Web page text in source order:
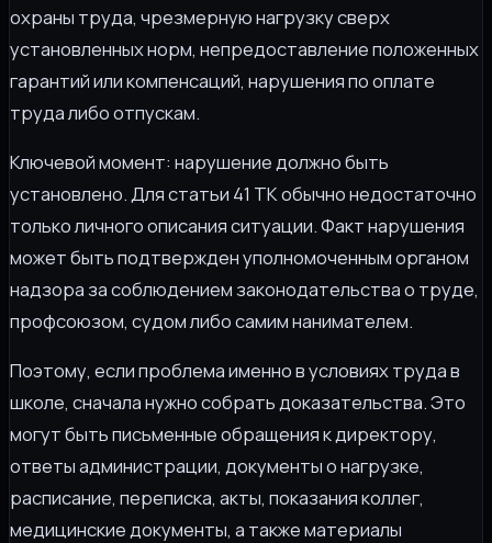
охраны труда, чрезмерную нагрузку сверх
установленных норм, непредоставление положенных
гарантий или компенсаций, нарушения по оплате
труда либо отпускам.
Ключевой момент: нарушение должно быть
установлено. Для статьи 41 ТК обычно недостаточно
только личного описания ситуации. Факт нарушения
может быть подтвержден уполномоченным органом
надзора за соблюдением законодательства о труде,
профсоюзом, судом либо самим нанимателем.
Поэтому, если проблема именно в условиях труда в
школе, сначала нужно собрать доказательства. Это
могут быть письменные обращения к директору,
ответы администрации, документы о нагрузке,
расписание, переписка, акты, показания коллег,
медицинские документы, а также материалы